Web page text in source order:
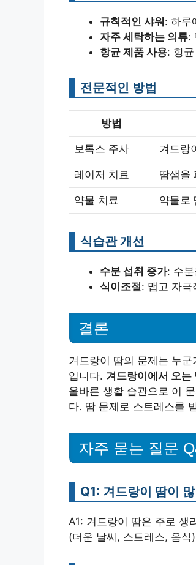
규칙적인 샤워 : 하루
자주 세탁하는 의류:
항균 제품 사용: 항
전문적인 방법
방법
보톡스 주사 겨드랑
레이저 치료 땀샘을
약물 치료 약물로
식습관 개선
수분 섭취 증가: 수
식이조절: 맵고 자극
결론
겨드랑이 땀의 문제는 누
입니다. 겨드랑이에서 오는
올바른 생활 습관으로 이
다. 땀 문제로 스트레스를
자주 묻는 질문
Q1: 겨드랑이 땀이
A1: 겨드랑이 땀은 주로 생
(더운 날씨, 스트레스, 음